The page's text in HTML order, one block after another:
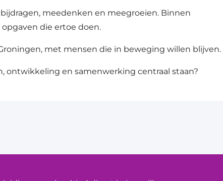
meedenken en meegroeien. Binnen
die ertoe doen.
met mensen die in beweging willen blijven.
ontwikkeling en samenwerking centraal staan?